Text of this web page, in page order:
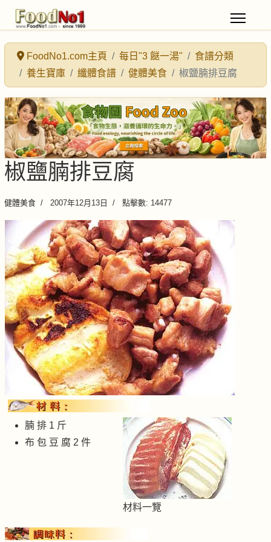
FoodNo1.com主頁 每日"3 餸一湯"
食譜分類
養生寶庫
纖體食譜 健體美食 椒鹽腩排豆腐
椒鹽腩排豆腐
健體美食 2007年12月13日 點擊數: 14477
腩 排 1 斤
布 包 豆 腐 2 件
材料一覽